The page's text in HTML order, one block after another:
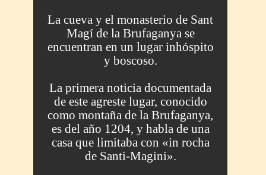
La cueva y el monasterio de Sant
Magí de la Brufaganya se
encuentran en un lugar inhóspito
y boscoso.
La primera noticia documentada
de este agreste lugar, conocido
como montaña de la Brufaganya,
es del año 1204, y habla de una
casa que limitaba con «in rocha
de Santi-Magini».